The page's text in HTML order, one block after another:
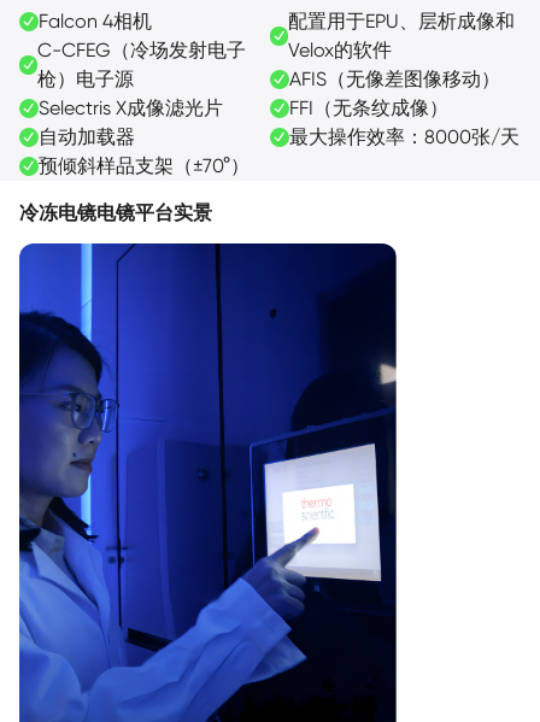
Falcon 4相机
C-CFEG（冷场发射电子
枪）电子源
Selectris X成像滤光片
自动加载器
预倾斜样品支架（±70°）
配置用于EPU、层析成像和
Velox的软件
AFIS（无像差图像移动）
FFI（无条纹成像）
最大操作效率：8000张/天
冷冻电镜电镜平台实景